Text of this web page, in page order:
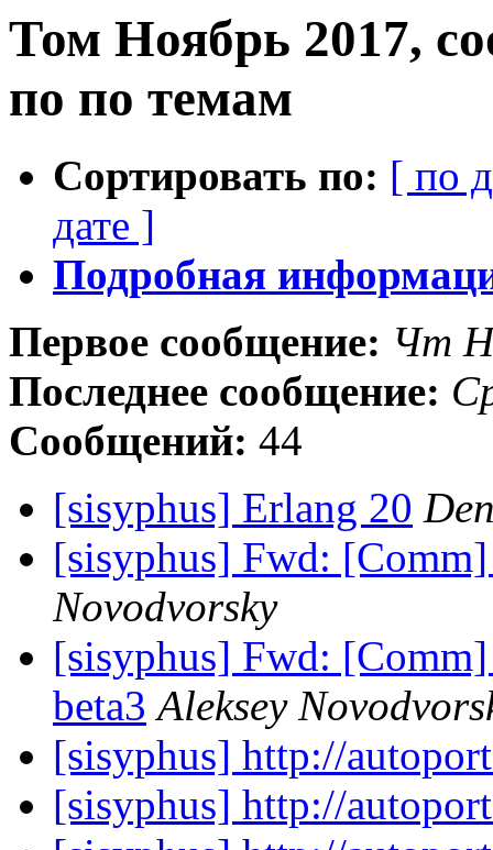
Том Ноябрь 2017,
по по темам
Сортировать по: [ по
дате ]
Подробная
Первое сообщение: Чт
Последнее сообщение:
Сообщений: 44
[sisyphus] Erlang 20
[sisyphus] Fwd:
Novodvorsky
[sisyphus] Fwd:
beta3 Aleksey
[sisyphus] http://
[sisyphus] http://